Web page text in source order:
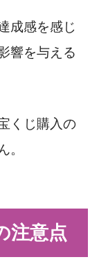
成感を感じ
響を与える
くじ購入の
。
注意点